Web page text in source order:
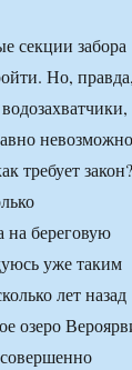
секции забора
Но,
требует закон?
на береговую
уже таким
лет назад
озеро